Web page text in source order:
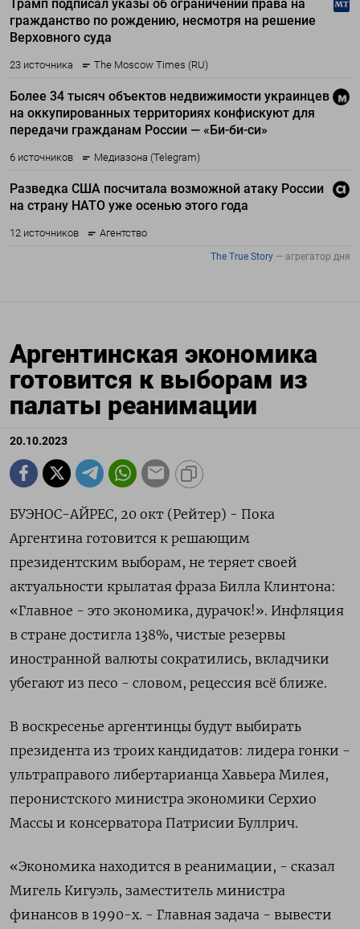
Аргентинская экономика
готовится к выборам из
палаты реанимации
20.10.2023
БУЭНОС-АЙРЕС, 20 окт (Рейтер) - Пока
Аргентина готовится к решающим
президентским выборам, не теряет своей
актуальности крылатая фраза Билла Клинтона:
«Главное - это экономика, дурачок!». Инфляция
в стране достигла 138%, чистые резервы
иностранной валюты сократились, вкладчики
убегают из песо - словом, рецессия всё ближе.
В воскресенье аргентинцы будут выбирать
президента из троих кандидатов: лидера гонки -
ультраправого либертарианца Хавьера Милея,
перонистского министра экономики Серхио
Массы и консерватора Патрисии Буллрич.
«Экономика находится в реанимации, - сказал
Мигель Кигуэль, заместитель министра
финансов в 1990-х. - Главная задача - вывести